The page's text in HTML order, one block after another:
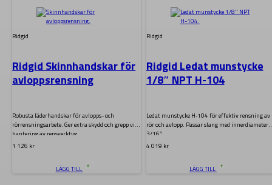
Ridgid
Ridgid Skinnhandskar för
avloppsrensning
Robusta läderhandskar för avlopps- och
rörrensningsarbete. Ger extra skydd och grepp vid
hantering av rensverktyg…
1 126 kr
LÄGG TILL
Ridgid
Ridgid Ledat munstycke
1/8″ NPT H-104
Ledat munstycke H‑104 för effektiv rensning av
rör och avlopp. Passar slang med innerdiameter
3/16″…
4 019 kr
LÄGG TILL